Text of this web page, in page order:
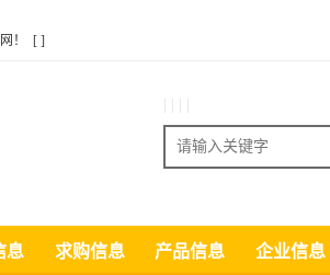
！ [ ]
搜索
息 求购信息 产品信息 企业信息